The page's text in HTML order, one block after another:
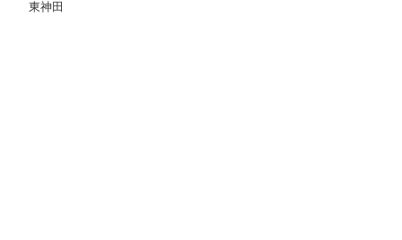
触れさせて頂きました。基礎を踏まえつつも彼に足
東神田